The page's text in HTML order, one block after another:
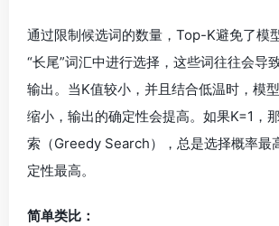
通过限制候选词的数量，Top-K避免了模
“长尾”词汇中进行选择，这些词往往会导
输出。当K值较小，并且结合低温时，模
缩小，输出的确定性会提高。如果K=1，
索（Greedy Search），总是选择概率最
定性最高。
简单类比：